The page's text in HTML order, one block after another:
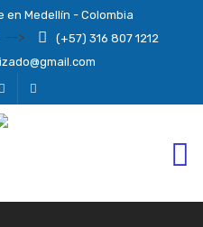
en Medellín - Colombia
-->
(+57) 316 807 1212